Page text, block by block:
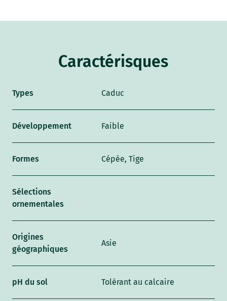
Caractérisques
Types Caduc
Développement Faible
Formes Cépée, Tige
Sélections
ornementales
Origines
géographiques
Asie
pH du sol Tolérant au calcaire